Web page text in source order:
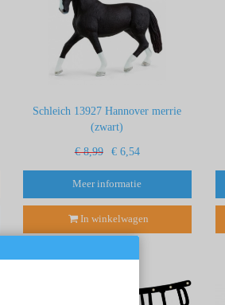
Schleich 13927 Hannover merrie
(zwart)
€ 8,99 € 6,54
Meer informatie
In winkelwagen